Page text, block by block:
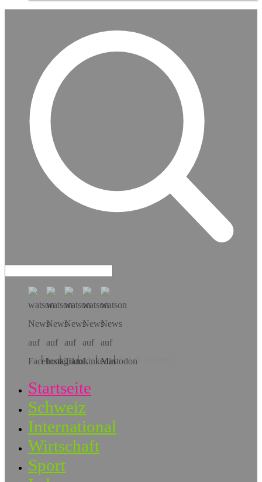
Hol dir die App!
Startseite
Schweiz
International
Wirtschaft
Sport